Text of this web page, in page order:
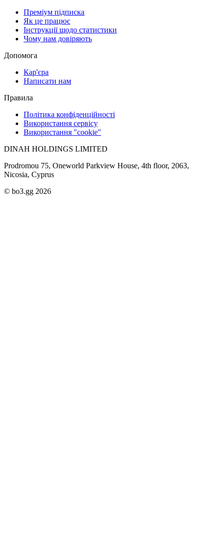
Преміум підписка
Як це працює
Інструкції щодо статистики
Чому нам довіряють
Допомога
Кар'єра
Написати нам
Правила
Політика конфіденційності
Використання сервісу
Використання "cookie"
DINAH HOLDINGS LIMITED
Prodromou 75, Oneworld Parkview House, 4th floor, 2063,
Nicosia, Cyprus
© bo3.gg 2026